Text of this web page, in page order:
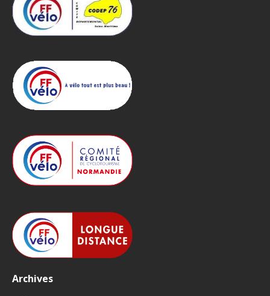
Archives